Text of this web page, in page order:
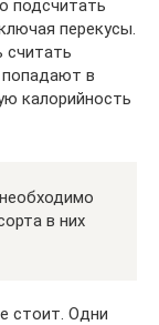
подсчитать
перекусы.
считать
попадают в
калорийность
в них
стоит. Одни